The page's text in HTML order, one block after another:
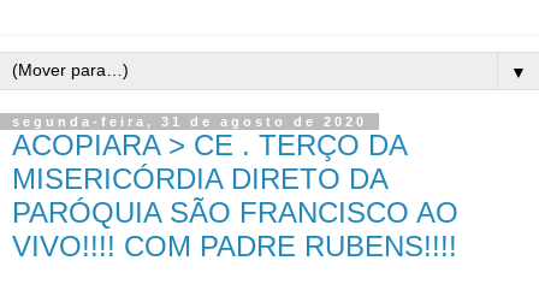
▼
segunda-feira, 31 de agosto de 2020
ACOPIARA > CE . TERÇO DA
MISERICÓRDIA DIRETO DA
PARÓQUIA SÃO FRANCISCO AO
VIVO!!!! COM PADRE RUBENS!!!!